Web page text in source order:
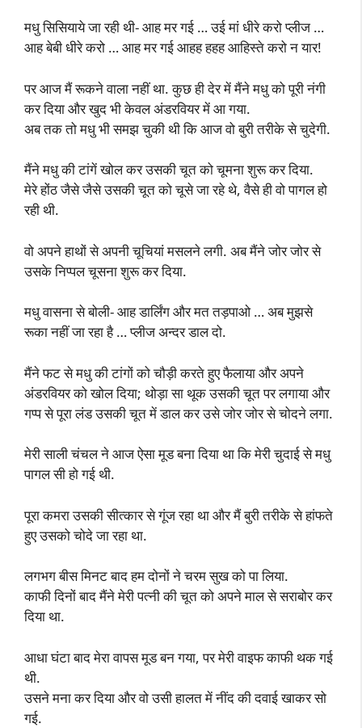
मधु सिसियाये जा रही थी- आह मर गई … उई मां धीरे करो प्लीज …
आह बेबी धीरे करो … आह मर गई आहह हहह आहिस्ते करो न यार!
पर आज मैं रूकने वाला नहीं था. कुछ ही देर में मैंने मधु को पूरी नंगी
कर दिया और खुद भी केवल अंडरवियर में आ गया.
अब तक तो मधु भी समझ चुकी थी कि आज वो बुरी तरीके से चुदेगी.
मैंने मधु की टांगें खोल कर उसकी चूत को चूमना शुरू कर दिया.
मेरे होंठ जैसे जैसे उसकी चूत को चूसे जा रहे थे, वैसे ही वो पागल हो
रही थी.
वो अपने हाथों से अपनी चूचियां मसलने लगी. अब मैंने जोर जोर से
उसके निप्पल चूसना शुरू कर दिया.
मधु वासना से बोली- आह डार्लिंग और मत तड़पाओ … अब मुझसे
रूका नहीं जा रहा है … प्लीज अन्दर डाल दो.
मैंने फट से मधु की टांगों को चौड़ी करते हुए फैलाया और अपने
अंडरवियर को खोल दिया; थोड़ा सा थूक उसकी चूत पर लगाया और
गप्प से पूरा लंड उसकी चूत में डाल कर उसे जोर जोर से चोदने लगा.
मेरी साली चंचल ने आज ऐसा मूड बना दिया था कि मेरी चुदाई से मधु
पागल सी हो गई थी.
पूरा कमरा उसकी सीत्कार से गूंज रहा था और मैं बुरी तरीके से हांफते
हुए उसको चोदे जा रहा था.
लगभग बीस मिनट बाद हम दोनों ने चरम सुख को पा लिया.
काफी दिनों बाद मैंने मेरी पत्नी की चूत को अपने माल से सराबोर कर
दिया था.
आधा घंटा बाद मेरा वापस मूड बन गया, पर मेरी वाइफ काफी थक गई
थी.
उसने मना कर दिया और वो उसी हालत में नींद की दवाई खाकर सो
गई.